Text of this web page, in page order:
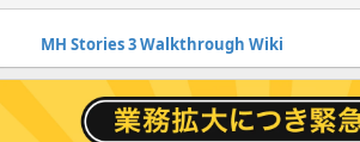
MH Stories 3 Walkthrough Wiki